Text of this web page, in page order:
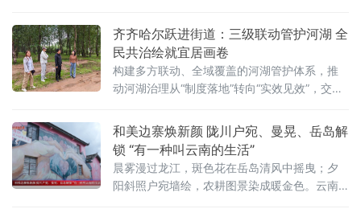
的清新气息，心头浮躁悄然消散。夏日乡村的
细雨，自带温润的烟火气息。细密雨点飘落院
中地砖，落下时漾开圈圈浅浅水痕。不锈钢栏
杆挂满晶莹水珠，微风拂过，水珠顺势滚落，
滴答作响，节奏舒缓悠
齐齐哈尔跃进街道：三级联动管护河湖 全
民共治绘就宜居画卷
构建多方联动、全域覆盖的河湖管护体系，推
动河湖治理从“制度落地”转向“实效见效”，交出
护队伍，织密全域巡河防护网。街道建立街
道、社区两级河长责任体系，配齐专兼
和美边寨焕新颜 陇川户宛、曼晃、岳岛解
锁 “有一种叫云南的生活”
晨雾漫过龙江，斑色花在岳岛清风中摇曳；夕
阳斜照户宛墙绘，农耕图景染成暖金色。云南